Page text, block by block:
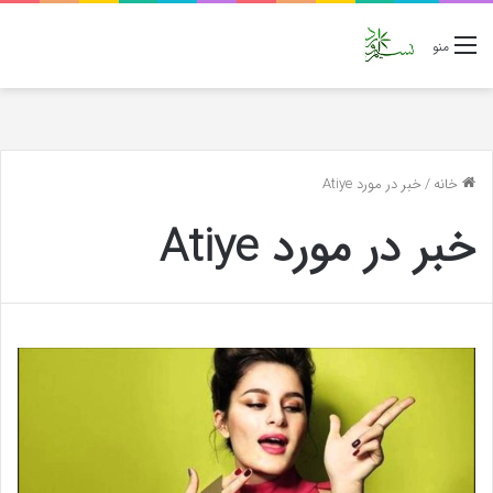
منو
خانه/خبر در مورد Atiye
خبر در مورد Atiye